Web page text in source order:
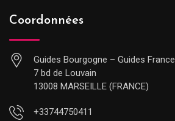
Coordonnées
Guides Bourgogne – Guides France
7 bd de Louvain
13008 MARSEILLE (FRANCE)
+33744750411